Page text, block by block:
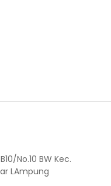
No.10 BW Kec.
LAmpung